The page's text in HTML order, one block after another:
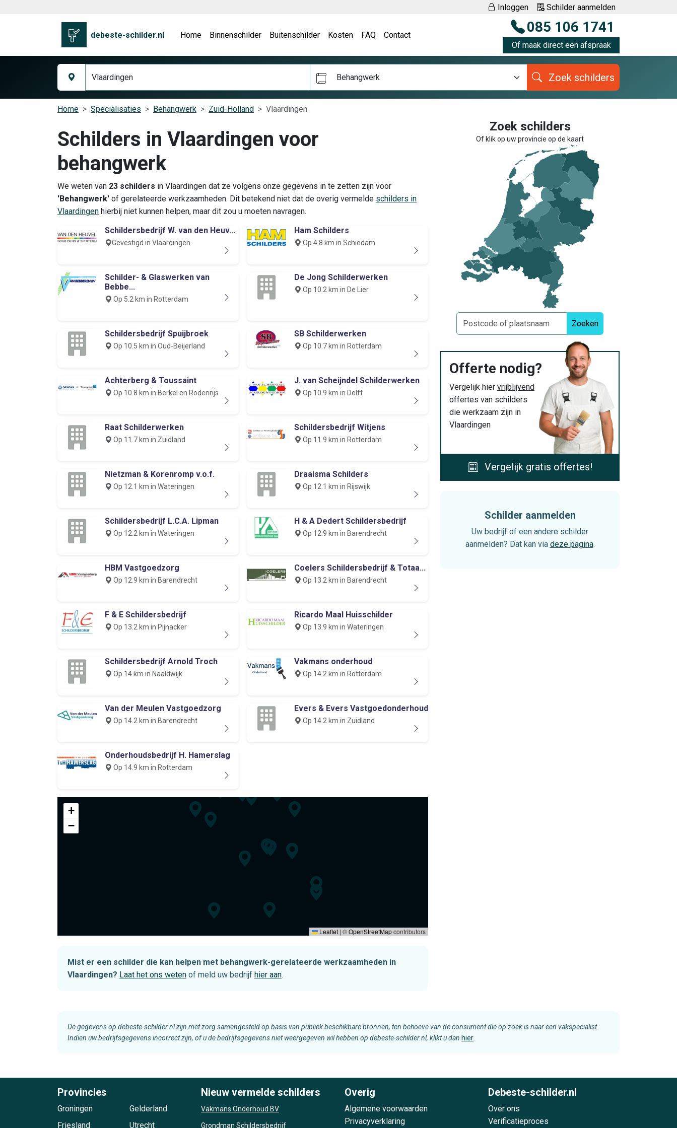
Inloggen Schilder aanmelden
debeste-schilder.nl Home Binnenschilder Buitenschilder Kosten FAQ Contact 085 106 1741
Of maak direct een afspraak
Behangwerk Zoek schilders
Home Specialisaties Behangwerk Zuid-Holland Vlaardingen
Schilders in Vlaardingen voor
behangwerk
We weten van 23 schilders in Vlaardingen dat ze volgens onze gegevens in te zetten zijn voor
'Behangwerk' of gerelateerde werkzaamheden. Dit betekend niet dat de overig vermelde schilders in
Vlaardingen hierbij niet kunnen helpen, maar dit zou u moeten navragen.
Schildersbedrijf W. van den Heuv...
Gevestigd in Vlaardingen
Ham Schilders
Op 4.8 km in Schiedam
Schilder- & Glaswerken van
Bebbe...
Op 5.2 km in Rotterdam
De Jong Schilderwerken
Op 10.2 km in De Lier
Schildersbedrijf Spuijbroek
Op 10.5 km in Oud-Beijerland
SB Schilderwerken
Op 10.7 km in Rotterdam
Achterberg & Toussaint
Op 10.8 km in Berkel en Rodenrijs
J. van Scheijndel Schilderwerken
Op 10.9 km in Delft
Raat Schilderwerken
Op 11.7 km in Zuidland
Schildersbedrijf Witjens
Op 11.9 km in Rotterdam
Nietzman & Korenromp v.o.f.
Op 12.1 km in Wateringen
Draaisma Schilders
Op 12.1 km in Rijswijk
Schildersbedrijf L.C.A. Lipman
Op 12.2 km in Wateringen
H & A Dedert Schildersbedrijf
Op 12.9 km in Barendrecht
HBM Vastgoedzorg
Op 12.9 km in Barendrecht
Coelers Schildersbedrijf & Totaa...
Op 13.2 km in Barendrecht
F & E Schildersbedrijf
Op 13.2 km in Pijnacker
Ricardo Maal Huisschilder
Op 13.9 km in Wateringen
Schildersbedrijf Arnold Troch
Op 14 km in Naaldwijk
Vakmans onderhoud
Op 14.2 km in Rotterdam
Van der Meulen Vastgoedzorg
Op 14.2 km in Barendrecht
Evers & Evers Vastgoedonderhoud
Op 14.2 km in Zuidland
Onderhoudsbedrijf H. Hamerslag
Op 14.9 km in Rotterdam
+
−
Leaflet | ©OpenStreetMapcontributors
Mist er een schilder die kan helpen met behangwerk-gerelateerde werkzaamheden in
Vlaardingen? Laat het ons weten of meld uw bedrijf hier aan.
Zoek schilders
Of klik op uw provincie op de kaart
Zoeken
Offerte nodig?
Vergelijk hier vrijblijvend
offertes van schilders
die werkzaam zijn in
Vlaardingen
Vergelijk gratis offertes!
Schilder aanmelden
Uw bedrijf of een andere schilder
aanmelden? Dat kan via deze pagina.
De gegevens op debeste-schilder.nl zijn met zorg samengesteld op basis van publiek beschikbare bronnen, ten behoeve van de consument die op zoek is naar een vakspecialist.
Indien uw bedrijfsgegevens incorrect zijn, of u de bedrijfsgegevens niet weergegeven wil hebben op debeste-schilder.nl, klikt u dan hier
Provincies
Groningen
Friesland
Gelderland
Utrecht
Nieuw vermelde schilders
Vakmans Onderhoud BV
Grondman Schildersbedrijf
Overig
Algemene voorwaarden
Privacyverklaring
Debeste-schilder.nl
Over ons
Verificatieproces